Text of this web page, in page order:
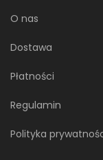
O nas
Dostawa
Płatności
Regulamin
Polityka